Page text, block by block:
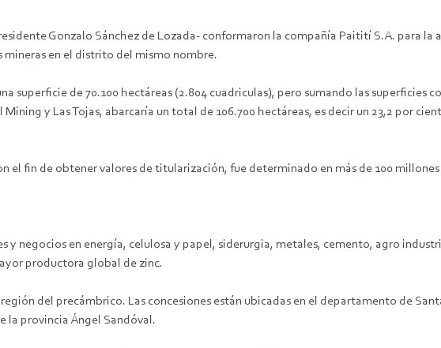
Gonzalo Sánchez de Lozada- conformaron la compañía Paitití S.A. para
mineras en el distrito del mismo nombre.
superficie de 70.100 hectáreas (2.804 cuadriculas), pero sumando las superficies
y Las Tojas, abarcaría un total de 106.700 hectáreas, es decir un 23,2 por
fin de obtener valores de titularización, fue determinado en más de 100 millones
y negocios en energía, celulosa y papel, siderurgia, metales, cemento, agro
productora global de zinc.
del precámbrico. Las concesiones están ubicadas en el departamento de
la provincia Ángel Sandóval.